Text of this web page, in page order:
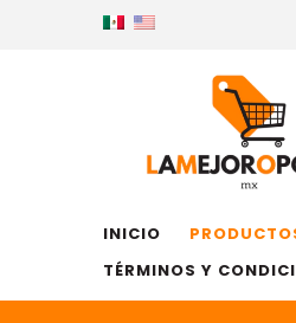
INICIO
TÉRMINOS Y